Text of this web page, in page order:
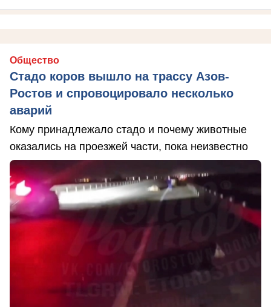
Общество
Стадо коров вышло на трассу Азов-
Ростов и спровоцировало несколько
аварий
Кому принадлежало стадо и почему животные
оказались на проезжей части, пока неизвестно